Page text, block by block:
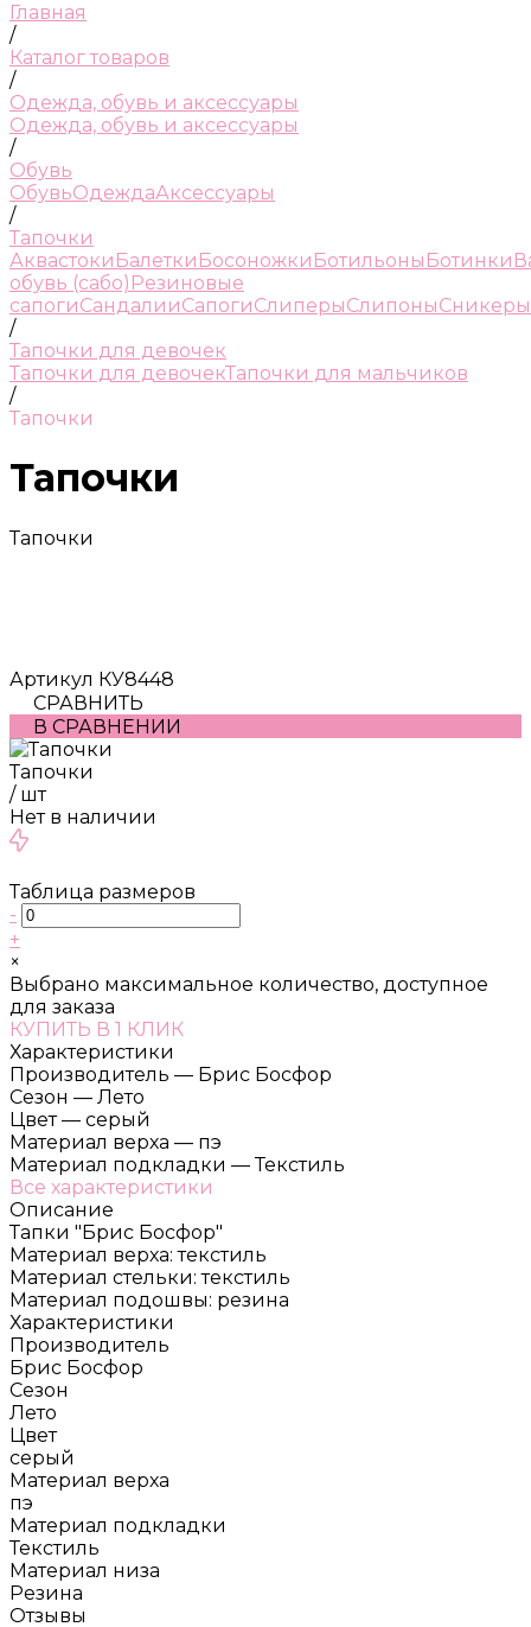
Главная
/
Каталог товаров
/
Одежда, обувь и аксессуары
Одежда, обувь и аксессуары
/
Обувь
ОбувьОдеждаАксессуары
/
Тапочки
Аквастоки Балетки Босоножки Ботильоны Ботинки
обувь (сабо) Резиновые
сапогиСандалииСапогиСлиперыСлипоныСникеры
/
Тапочки для девочек
Тапочки для девочекТапочки для мальчиков
/
Тапочки
Тапочки
Тапочки
Артикул КУ8448
СРАВНИТЬ
В СРАВНЕНИИ
Тапочки
/ шт
Нет в наличии
Таблица размеров
-
+
×
Выбрано максимальное количество, доступное
для заказа
КУПИТЬ В 1 КЛИК
Характеристики
Производитель — Брис Босфор
Сезон — Лето
Цвет — серый
Материал верха — пэ
Материал подкладки — Текстиль
Все характеристики
Описание
Тапки "Брис Босфор"
Материал верха: текстиль
Материал стельки: текстиль
Материал подошвы: резина
Характеристики
Производитель
Брис Босфор
Сезон
Лето
Цвет
серый
Материал верха
пэ
Материал подкладки
Текстиль
Материал низа
Резина
Отзывы